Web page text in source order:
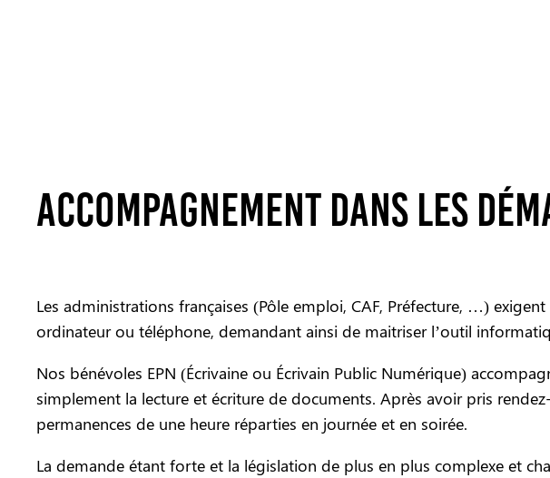
Accompagnement dans les
Les administrations françaises (Pôle emploi, CAF, Préfecture, …)
ordinateur ou téléphone, demandant ainsi de maitriser l’outil
Nos bénévoles EPN (Écrivaine ou Écrivain Public Numérique)
simplement la lecture et écriture de documents. Après avoir pris
permanences de une heure réparties en journée et en soirée.
La demande étant forte et la législation de plus en plus complexe et